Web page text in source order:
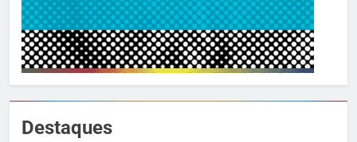
Destaques